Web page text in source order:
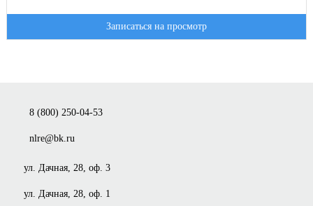
Записаться на просмотр
8 (800) 250-04-53
nlre@bk.ru
ул. Дачная, 28, оф. 3
ул. Дачная, 28, оф. 1